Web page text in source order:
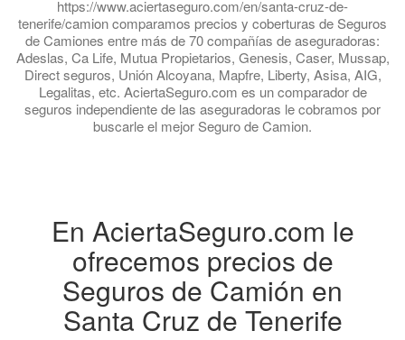
https://www.aciertaseguro.com/en/santa-cruz-de-
tenerife/camion comparamos precios y coberturas de Seguros
de Camiones entre más de 70 compañías de aseguradoras:
Adeslas, Ca Life, Mutua Propietarios, Genesis, Caser, Mussap,
Direct seguros, Unión Alcoyana, Mapfre, Liberty, Asisa, AIG,
Legalitas, etc. AciertaSeguro.com es un comparador de
seguros independiente de las aseguradoras le cobramos por
buscarle el mejor Seguro de Camion.
En AciertaSeguro.com le
ofrecemos precios de
Seguros de Camión en
Santa Cruz de Tenerife